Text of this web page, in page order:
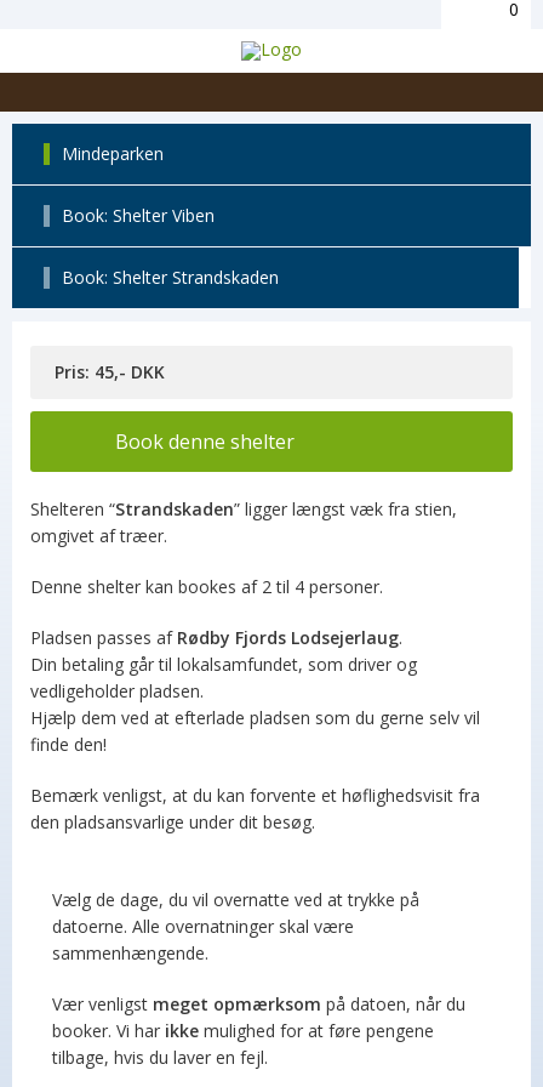
0
Mindeparken
Book: Shelter Viben
Book: Shelter Strandskaden
Pris: 45,- DKK
Book denne shelter
Shelteren “Strandskaden” ligger længst væk fra stien,
omgivet af træer.
Denne shelter kan bookes af 2 til 4 personer.
Pladsen passes af Rødby Fjords Lodsejerlaug.
Din betaling går til lokalsamfundet, som driver og
vedligeholder pladsen.
Hjælp dem ved at efterlade pladsen som du gerne selv vil
finde den!
Bemærk venligst, at du kan forvente et høflighedsvisit fra
den pladsansvarlige under dit besøg.
Vælg de dage, du vil overnatte ved at trykke på
datoerne. Alle overnatninger skal være
sammenhængende.
Vær venligst meget opmærksom på datoen, når du
booker. Vi har ikke mulighed for at føre pengene
tilbage, hvis du laver en fejl.